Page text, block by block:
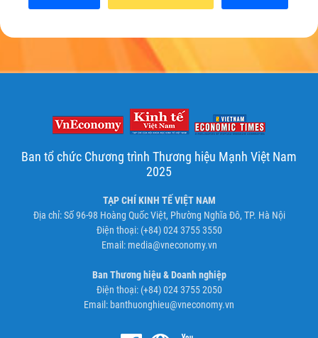
Ban tổ chức Chương trình Thương hiệu Mạnh Việt Nam
2025
TẠP CHÍ KINH TẾ VIỆT NAM
Địa chỉ: Số 96-98 Hoàng Quốc Việt, Phường Nghĩa Đô, TP. Hà Nội
Điện thoại: (+84) 024 3755 3550
Email: media@vneconomy.vn
Ban Thương hiệu & Doanh nghiệp
Điện thoại: (+84) 024 3755 2050
Email: banthuonghieu@vneconomy.vn